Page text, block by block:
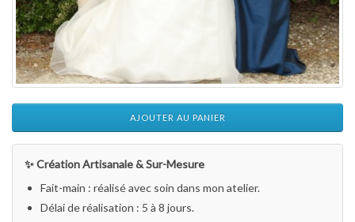
AJOUTER AU PANIER
✨ Création Artisanale & Sur-Mesure
Fait-main : réalisé avec soin dans mon atelier.
Délai de réalisation : 5 à 8 jours.